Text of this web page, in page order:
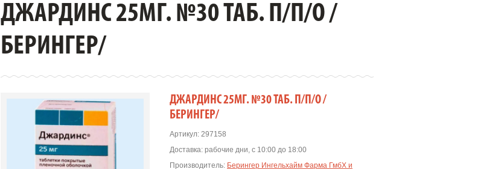
ДЖАРДИНС 25МГ. №30 ТАБ. П/П/О /
БЕРИНГЕР/
ДЖАРДИНС 25МГ. №30 ТАБ. П/П/О /
БЕРИНГЕР/
Артикул: 297158
Доставка: рабочие дни, с 10:00 до 18:00
Производитель: Берингер Ингельхайм Фарма ГмбХ и